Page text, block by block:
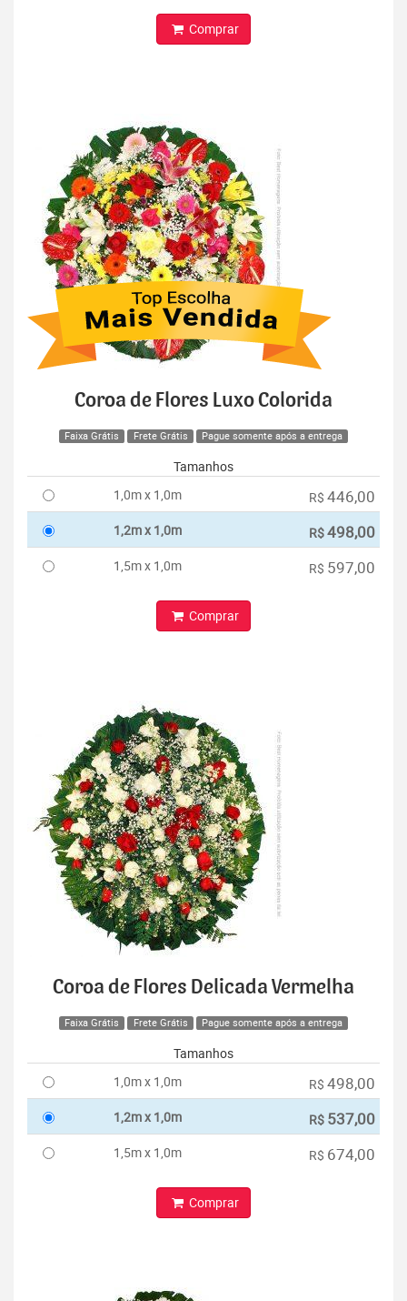
Comprar
Coroa de Flores Luxo Colorida
Faixa Grátis Frete Grátis Pague somente após a entrega
Tamanhos
1,0m x 1,0m
R$ 446,00
1,2m x 1,0m R$498,00
1,5m x 1,0m R$ 597,00
Comprar
Coroa de Flores Delicada Vermelha
Faixa Grátis Frete Grátis Pague somente após a entrega
Tamanhos
1,0m x 1,0m
R$ 498,00
1,2m x 1,0m R$ 537,00
1,5m x 1,0m R$ 674,00
Comprar